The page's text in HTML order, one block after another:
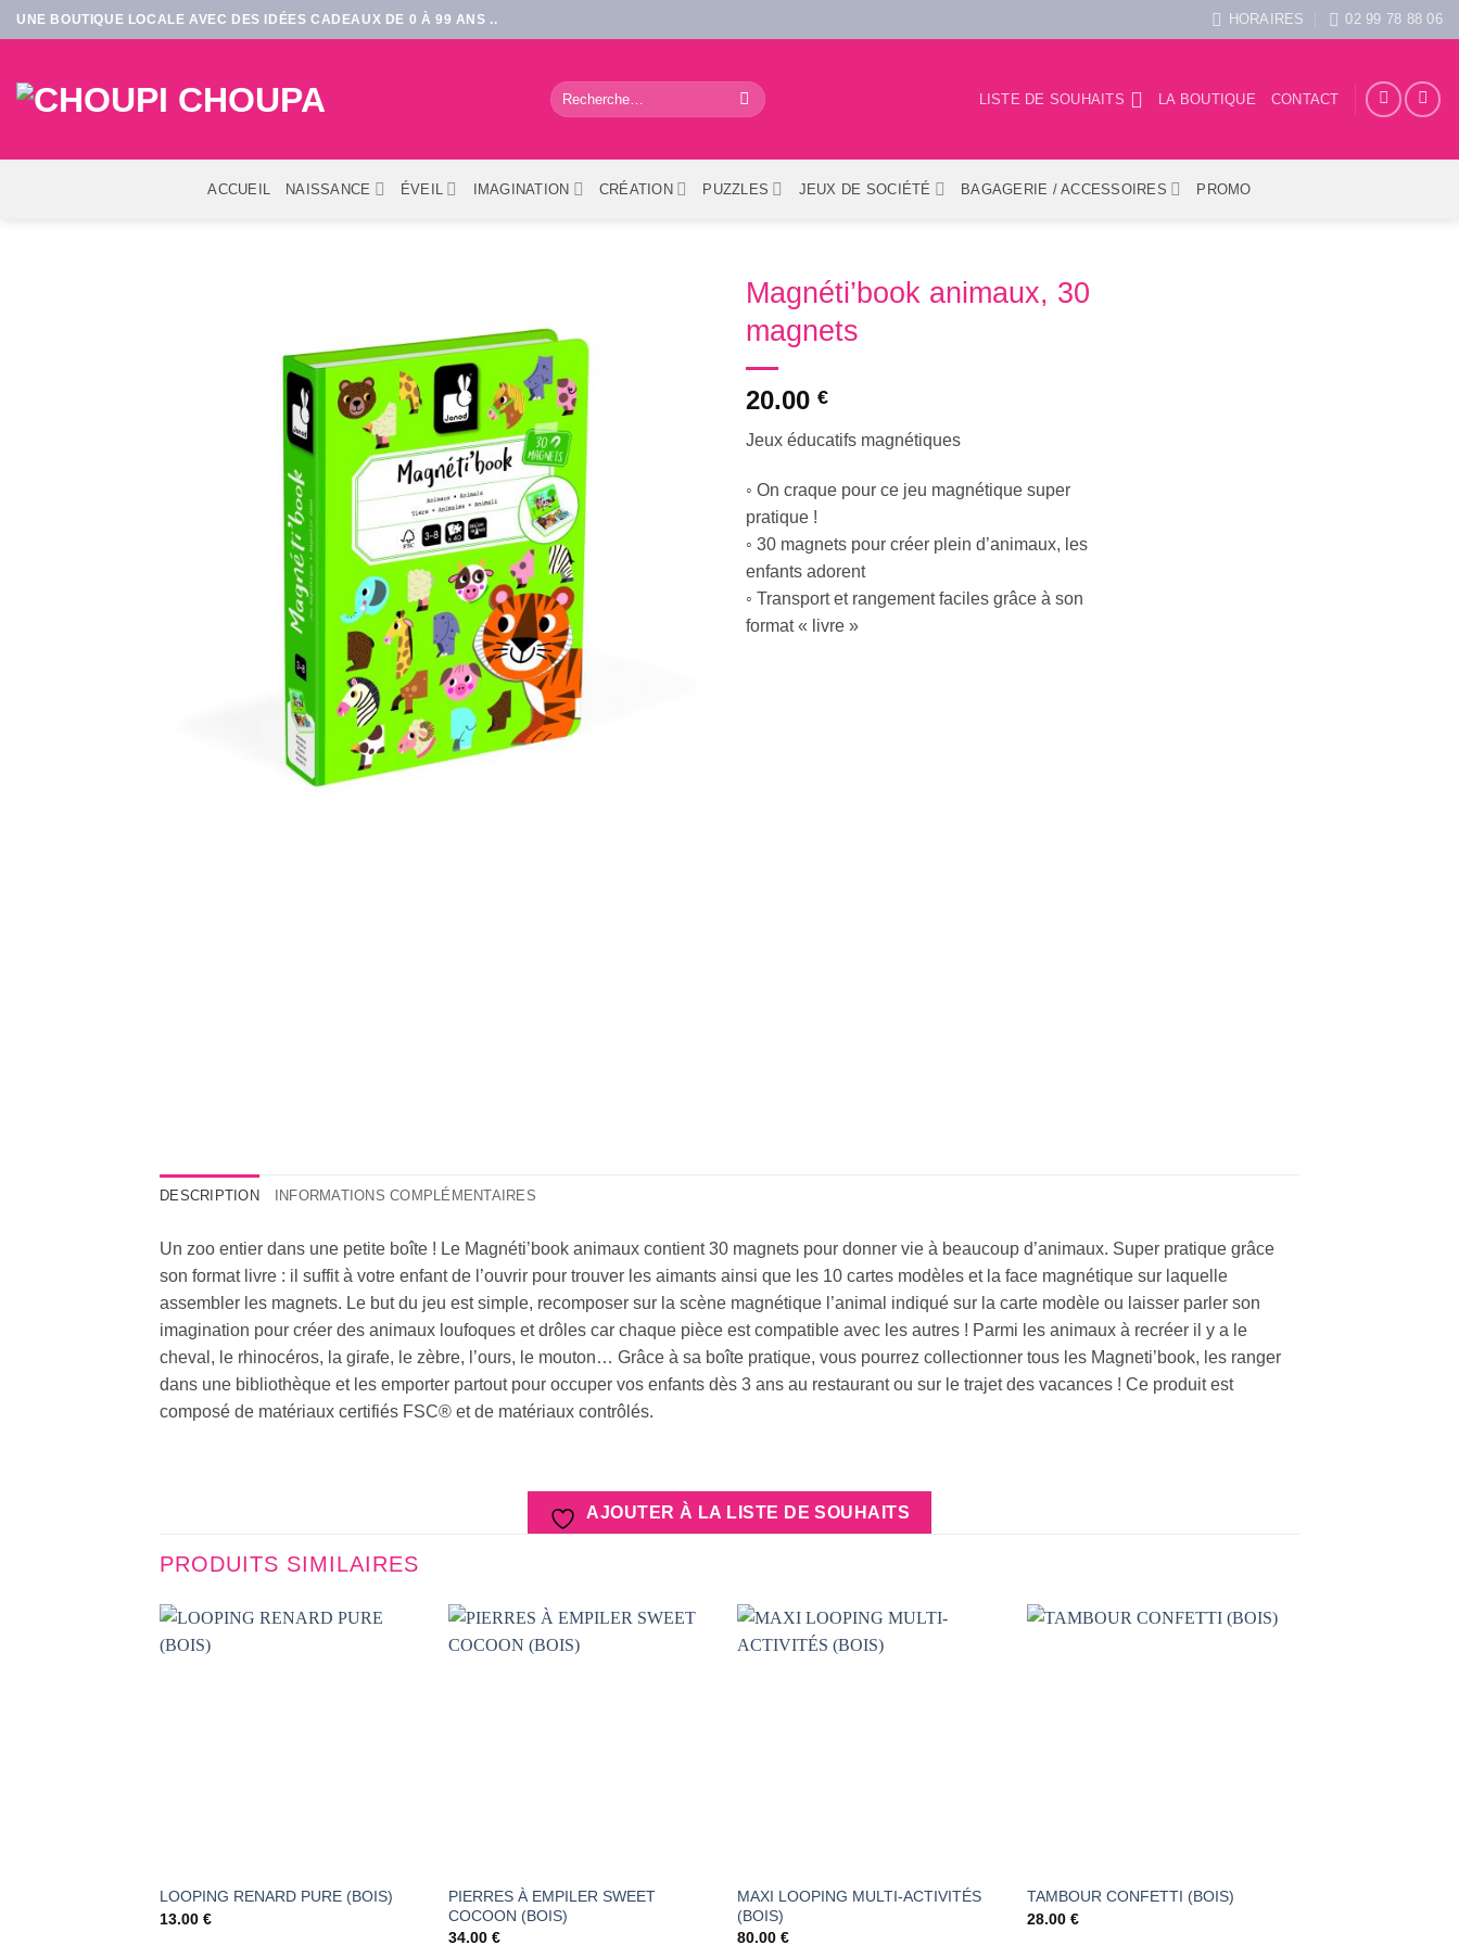
Passer
au
UNE BOUTIQUE LOCALE AVEC DES IDÉES CADEAUX DE 0 À 99 ANS .. HORAIRES 02 99 78 88 06
Recherche
pour :
LISTE DE SOUHAITS LA BOUTIQUE CONTACT
ACCUEIL NAISSANCE ÉVEIL IMAGINATION CRÉATION PUZZLES JEUX DE SOCIÉTÉ BAGAGERIE / ACCESSOIRES PROMO
Magnéti’book animaux, 30
magnets
20.00 €
Jeux éducatifs magnétiques
◦ On craque pour ce jeu magnétique super
pratique !
◦ 30 magnets pour créer plein d’animaux, les
enfants adorent
◦ Transport et rangement faciles grâce à son
format « livre »
DESCRIPTION INFORMATIONS COMPLÉMENTAIRES
Un zoo entier dans une petite boîte ! Le Magnéti’book animaux contient 30 magnets pour donner vie à beaucoup d’animaux. Super pratique grâce
son format livre : il suffit à votre enfant de l’ouvrir pour trouver les aimants ainsi que les 10 cartes modèles et la face magnétique sur laquelle
assembler les magnets. Le but du jeu est simple, recomposer sur la scène magnétique l’animal indiqué sur la carte modèle ou laisser parler son
imagination pour créer des animaux loufoques et drôles car chaque pièce est compatible avec les autres ! Parmi les animaux à recréer il y a le
cheval, le rhinocéros, la girafe, le zèbre, l’ours, le mouton… Grâce à sa boîte pratique, vous pourrez collectionner tous les Magneti’book, les ranger
dans une bibliothèque et les emporter partout pour occuper vos enfants dès 3 ans au restaurant ou sur le trajet des vacances ! Ce produit est
composé de matériaux certifiés FSC® et de matériaux contrôlés.
AJOUTER À LA LISTE DE SOUHAITS
PRODUITS SIMILAIRES
LOOPING RENARD PURE (BOIS)
13.00 €
PIERRES À EMPILER SWEET
COCOON (BOIS)
34.00€
MAXI LOOPING MULTI-ACTIVITÉS
(BOIS)
80.00€
TAMBOUR CONFETTI (BOIS)
28.00 €